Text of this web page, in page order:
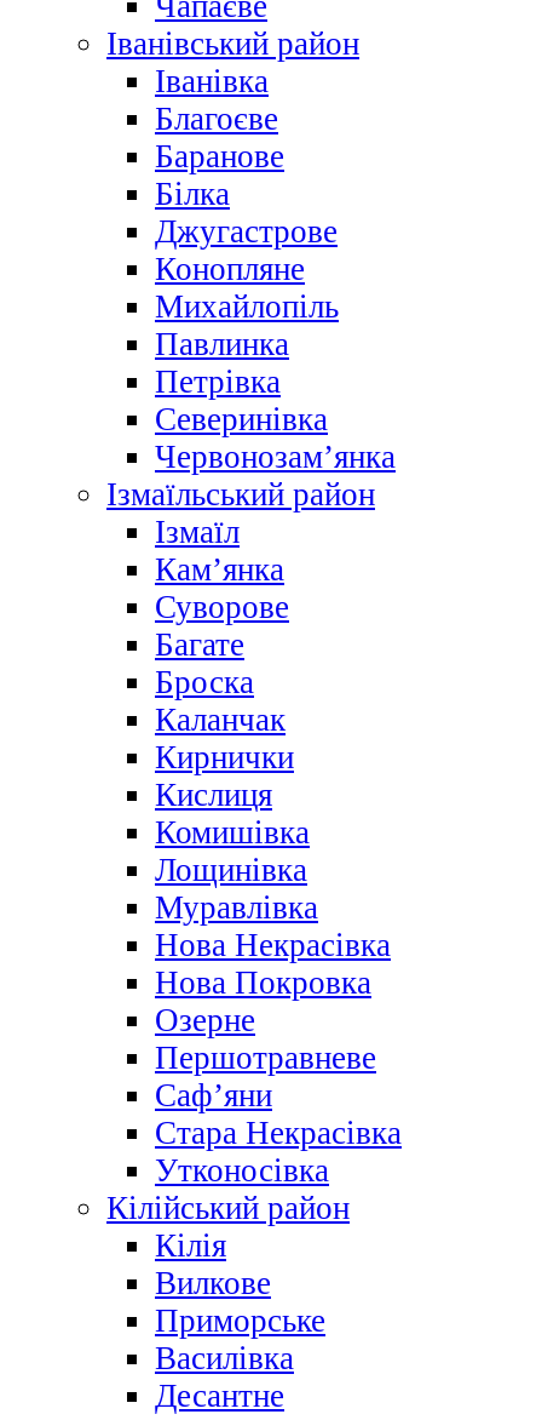
Іванівський район
Іванівка
Благоєве
Баранове
Білка
Джугастрове
Конопляне
Михайлопіль
Павлинка
Петрівка
Северинівка
Червонозам’янка
Ізмаїльський район
Ізмаїл
Кам’янка
Суворове
Багате
Броска
Каланчак
Кирнички
Кислиця
Комишівка
Лощинівка
Муравлівка
Нова Некрасівка
Нова Покровка
Озерне
Першотравневе
Саф’яни
Стара Некрасівка
Утконосівка
Кілійський район
Кілія
Вилкове
Приморське
Василівка
Десантне